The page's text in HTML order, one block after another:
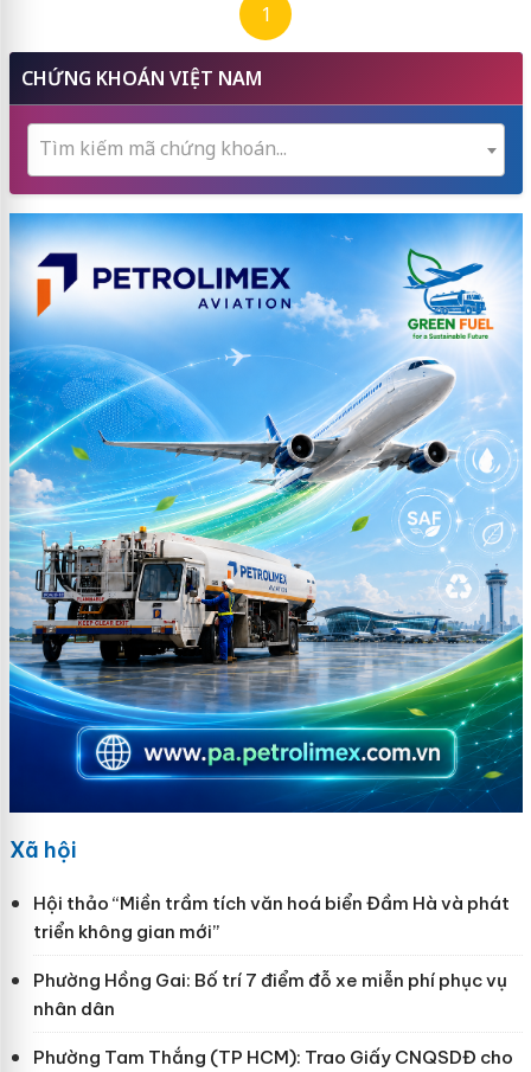
1
CHỨNG KHOÁN VIỆT NAM
Tìm kiếm mã chứng khoán...
Xã hội
Hội thảo “Miền trầm tích văn hoá biển Đầm Hà và phát
triển không gian mới”
Phường Hồng Gai: Bố trí 7 điểm đỗ xe miễn phí phục vụ
nhân dân
Phường Tam Thắng (TP HCM): Trao Giấy CNQSDĐ cho